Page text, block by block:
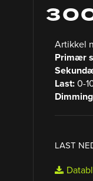
Artikkel
Primær
Last: 0-
LAST